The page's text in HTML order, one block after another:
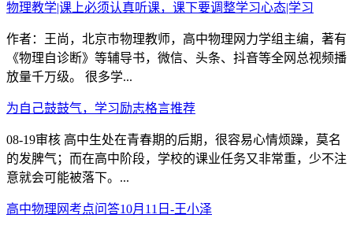
物理教学|课上必须认真听课，课下要调整学习心态|学习
作者：王尚，北京市物理教师，高中物理网力学组主编，著有
《物理自诊断》等辅导书，微信、头条、抖音等全网总视频播
放量千万级。 很多学...
为自己鼓鼓气，学习励志格言推荐
08-19审核 高中生处在青春期的后期，很容易心情烦躁，莫名
的发脾气；而在高中阶段，学校的课业任务又非常重，少不注
意就会可能被落下。...
高中物理网考点问答10月11日-王小泽